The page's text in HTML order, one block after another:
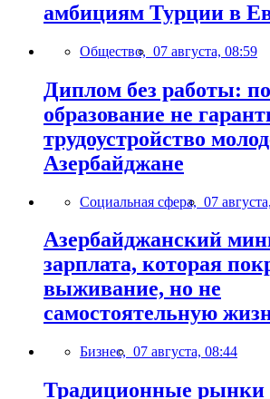
амбициям Турции в
Общество, 07 августа, 08:59
Диплом без работы:
образование не
трудоустройство
Азербайджане
Социальная сфера, 07
Азербайджанский
зарплата, которая
выживание, но не
самостоятельную
Бизнес, 07 августа, 08:44
Традиционные рынки